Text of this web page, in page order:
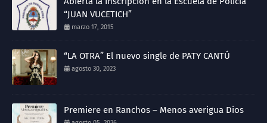
“JUAN VUCETICH”
marzo 17, 2015
“LA OTRA” El nuevo single de PATY CANTÚ
agosto 30, 2023
Premiere en Ranchos – Menos averigua Dios